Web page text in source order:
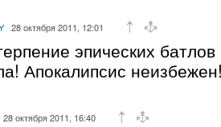
28 октября 2011, 12:01
эпических
Апокалипсис
28 октября 2011, 16:40